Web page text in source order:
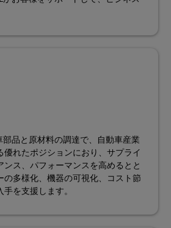
部品と原材料の調達で、自動車産業
優れたポジションにおり、サプライ
ンス、パフォーマンスを高めるとと
の多様化、機器の可視化、コスト節
を支援します。